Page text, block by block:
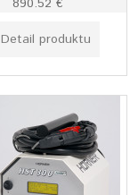
890.52 €
Detail produktu